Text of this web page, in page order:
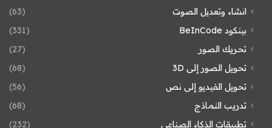
انشاء وتعديل الصوت
(63)
بينكود BeInCode
(331)
تحريك الصور
(27)
تحويل الصور إلى 3D
(68)
تحويل الفيديو إلى نص
(56)
تدريب النماذج
(68)
تطبيقات الذكاء الصناعى
(232)